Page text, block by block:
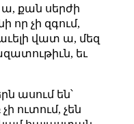
ա, քան սերժի
որ չի զգում,
վատ ա, մեզ
եւ
ասում են՝
ուտում, չեն